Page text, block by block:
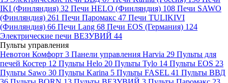
IKI (Финляндия) 32 Печи HELO (Финляндия) 108 Печи SAWO
(Финляндия) 261 Печи Паромакс 47 Печи TULIKIVI
(Финляндия) 66 Печи Lang 68 Печи EOS (Германия) 124
Электрические печи ВЕЗУВИЙ 44
Пульты управления
Невотон Комфорт 3 Панели управления Harvia 29 Пульты для
печей Костер 12 Пульты Helo 20 Пульты Tylo 14 Пульты EOS 23
Пульты Sawo 30 Пульты Karina 5 Пульты FASEL 41 Пульты ВВД